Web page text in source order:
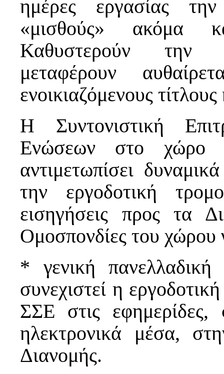
ημέρες εργασίας
«μισθούς» ακόμα
Καθυστερούν την
μεταφέρουν
ενοικιαζόμενους
Η Συντονιστική
Ενώσεων στο
αντιμετωπίσει
την εργοδοτική
εισηγήσεις προς τα
Ομοσπονδίες του χώρου
* γενική
συνεχιστεί η
ΣΣΕ στις εφημερίδες,
ηλεκτρονικά μέσα,
Διανομής.